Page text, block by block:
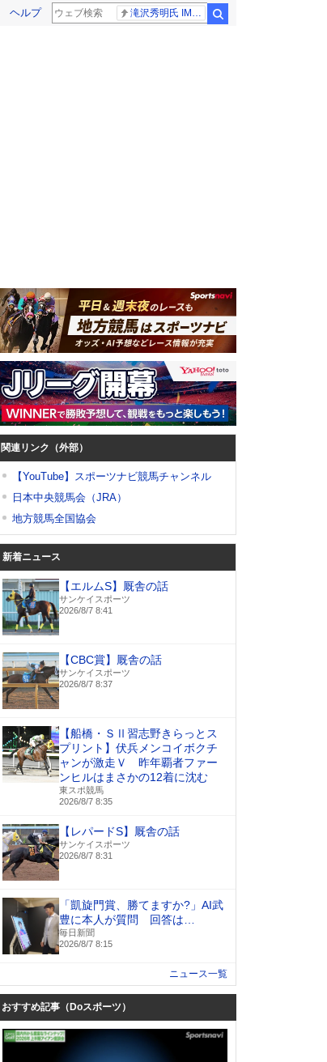
ヘルプ
関連リンク（外部）
【YouTube】スポーツナビ競馬チャンネル
日本中央競馬会（JRA）
地方競馬全国協会
新着ニュース
【エルムS】厩舎の話
サンケイスポーツ
2026/8/7 8:41
【CBC賞】厩舎の話
サンケイスポーツ
2026/8/7 8:37
【船橋・ＳⅡ習志野きらっとス
プリント】伏兵メンコイボクチ
ャンが激走Ｖ 昨年覇者ファー
ンヒルはまさかの12着に沈む
東スポ競馬
2026/8/7 8:35
【レパードS】厩舎の話
サンケイスポーツ
2026/8/7 8:31
「凱旋門賞、勝てますか?」AI武
豊に本人が質問 回答は…
毎日新聞
2026/8/7 8:15
ニュース一覧
おすすめ記事（Doスポーツ）